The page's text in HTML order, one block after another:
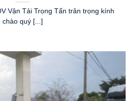
Vận Tải Trọng Tấn trân trọng kính
chào quý [...]